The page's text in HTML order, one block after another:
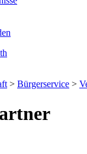
> Bürgerservice >